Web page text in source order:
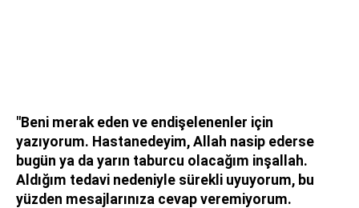
"Beni merak eden ve endişelenenler için
yazıyorum. Hastanedeyim, Allah nasip ederse
bugün ya da yarın taburcu olacağım inşallah.
Aldığım tedavi nedeniyle sürekli uyuyorum, bu
yüzden mesajlarınıza cevap veremiyorum.